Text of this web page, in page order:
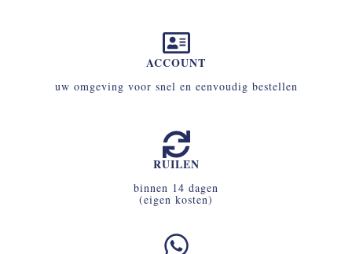
ACCOUNT
uw omgeving voor snel en eenvoudig bestellen
RUILEN
binnen 14 dagen
(eigen kosten)